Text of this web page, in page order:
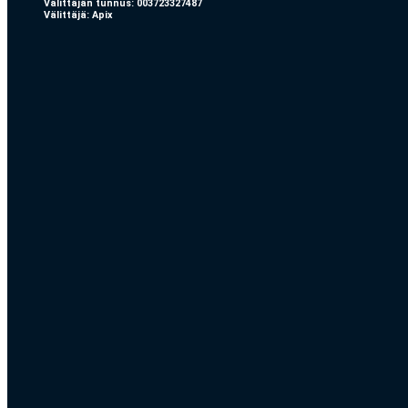
Välittäjän tunnus: 003723327487
Välittäjä: Apix